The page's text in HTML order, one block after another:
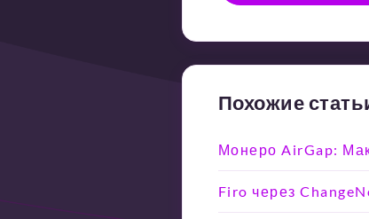
Похожие
Монеро AirGap:
Firo через